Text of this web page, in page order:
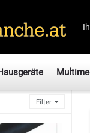
Filter